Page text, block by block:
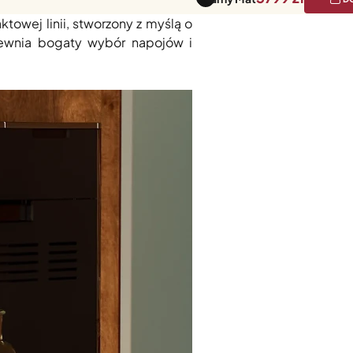
pić kawę jak z ulubionej
linii, stworzony z myślą o
bogaty wybór napojów i